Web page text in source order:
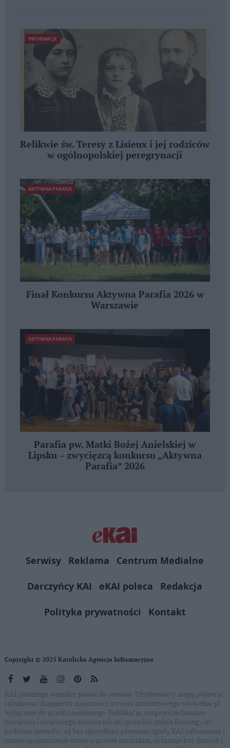
INFORMACJE
Relikwie św. Teresy z Lisieux i jej rodziców
w ogólnopolskiej peregrynacji
AKTYWNA PARAFIA
Finał Konkursu Aktywna Parafia 2026 w
Warszawie
AKTYWNA PARAFIA
Parafia pw. Matki Bożej Anielskiej w
Lipsku – zwycięzcą konkursu „Aktywna
Parafia” 2026
Serwisy Reklama
Centrum Medialne
Darczyńcy KAI
eKAI poleca
Redakcja
Polityka prywatności
Kontakt
Copyright © 2025 Katolicka Agencja Informacyjna
KAI zastrzega wszelkie prawa do serwisu. Użytkownicy mogą pobierać
i drukować fragmenty zawartości serwisu internetowego www.ekai.pl
wyłącznie do użytku osobistego. Publikacja, rozpowszechnianie
zawartości niniejszego serwisu lub jej sprzedaż (także framing i in.
podobne metody), są bez uprzedniej pisemnej zgody KAI zabronione i
stanowią naruszenie ustaw o prawie autorskim, ochronie baz danych i